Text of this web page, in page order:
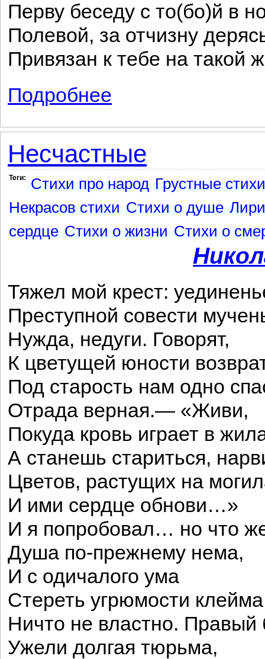
Перву беседу с то(бо)й в
Полевой, за отчизну
Привязан к тебе на такой
Подробнее
Несчастные
Теги: Стихи про народ Грустные стихи
Некрасов стихи Стихи о душе
сердце Стихи о жизни Стихи о
Тяжел мой крест:
Преступной совести
Нужда, недуги. Говорят,
К цветущей юности
Под старость нам одно
Отрада верная.— «Живи,
Покуда кровь играет в
А станешь стариться,
Цветов, растущих на
И ими сердце обнови…»
И я попробовал… но что
Душа по-прежнему нема,
И с одичалого ума
Стереть угрюмости клейма
Ничто не властно. Правый
Ужели долгая тюрьма,